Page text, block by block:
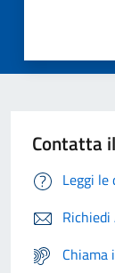
Contatta
Leggi
Chiama